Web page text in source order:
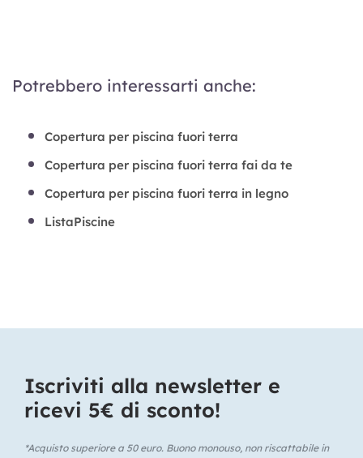
Potrebbero interessarti anche:
Copertura per piscina fuori terra
Copertura per piscina fuori terra fai da te
Copertura per piscina fuori terra in legno
ListaPiscine
Iscriviti alla newsletter e
ricevi 5€ di sconto!​
*Acquisto superiore a 50 euro. Buono monouso, non riscattabile in